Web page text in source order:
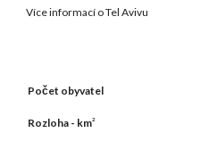
Více informací o Tel Avivu
Počet obyvatel
Rozloha - km2